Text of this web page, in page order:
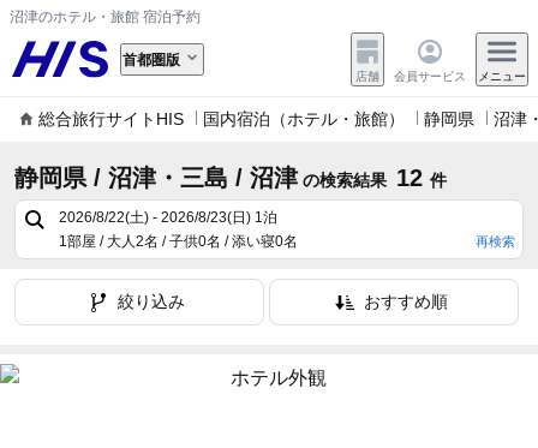
沼津のホテル・旅館 宿泊予約
首都圏版
店舗 会員サービス メニュー
総合旅行サイトHIS 国内宿泊（ホテル・旅館） 静岡県 沼津
静岡県 / 沼津・三島 / 沼津 の検索結果 12 件
2026/8/22(土) - 2026/8/23(日) 1泊
1部屋 / 大人2名 / 子供0名 / 添い寝0名
再検索
絞り込み おすすめ順